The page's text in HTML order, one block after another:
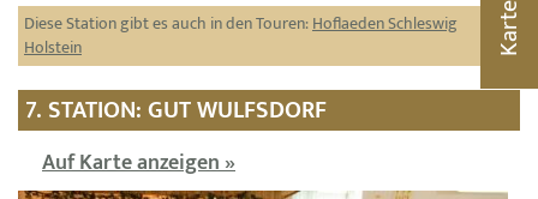
Diese Station gibt es auch in den Touren:Hoflaeden Schleswig
Holstein
7. STATION: GUT WULFSDORF
Auf Karte anzeigen »
Karte